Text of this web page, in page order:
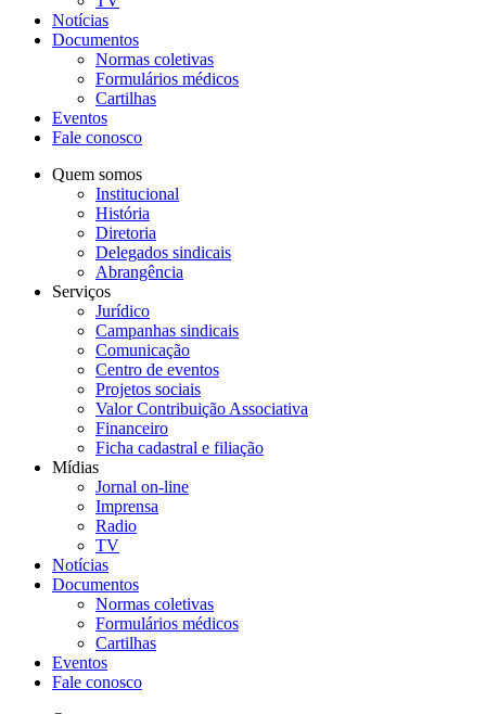
Notícias
Documentos
Normas coletivas
Formulários médicos
Cartilhas
Eventos
Fale conosco
Quem somos
Institucional
História
Diretoria
Delegados sindicais
Abrangência
Serviços
Jurídico
Campanhas sindicais
Comunicação
Centro de eventos
Projetos sociais
Valor Contribuição Associativa
Financeiro
Ficha cadastral e filiação
Mídias
Jornal on-line
Imprensa
Radio
TV
Notícias
Documentos
Normas coletivas
Formulários médicos
Cartilhas
Eventos
Fale conosco